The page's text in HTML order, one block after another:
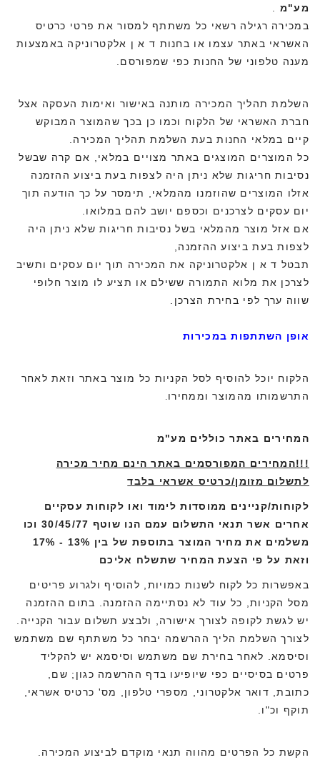
מע"מ
במכירה רגילה רשאי כל משתתף למסור את פרטי כרטיס
האשראי באתר עצמו או בחנות ד א ן אלקטרוניקה באמצעות
מענה טלפוני של החנות כפי שמפורסם.
השלמת תהליך המכירה מותנה באישור ואימות העסקה אצל
חברת האשראי של הלקוח וכמו כן בכך שהמוצר המבוקש
קיים במלאי החנות בעת השלמת תהליך המכירה.
כל המוצרים המוצגים באתר מצויים במלאי, אם קרה שבשל
נסיבות חריגות שלא ניתן היה לצפות בעת ביצוע ההזמנה
אזלו המוצרים שהוזמנו מהמלאי, תימסר על כך הודעה תוך
יום עסקים לצרכנים וכספם יושב להם במלואו.
אם אזל מוצר מהמלאי בשל נסיבות חריגות שלא ניתן היה
לצפות בעת ביצוע ההזמנה,
תבטל ד א ן אלקטרוניקה את המכירה תוך יום עסקים ותשיב
לצרכן את מלוא התמורה ששילם או תציע לו מוצר חלופי
שווה ערך לפי בחירת הצרכן.
אופן השתתפות במכירות
הלקוח יוכל להוסיף לסל הקניות כל מוצר באתר וזאת לאחר
התרשמותו מהמוצר וממחירו.
המחירים באתר כוללים מע"מ
!!!המחירים המפורסמים באתר הינם מחיר מכירה
לתשלום מזומן/כרטיס אשראי בלבד
לקוחות/קניינים ממוסדות לימוד ואו לקוחות עסקיים
אחרים אשר תנאי התשלום עמם הנו שוטף 30/45/77 וכו
משלמים את מחיר המוצר בתוספת של בין 13% - 17%
וזאת על פי הצעת המחיר שתשלח אליכם
באפשרות כל לקוח לשנות כמויות, להוסיף ולגרוע פריטים
מסל הקניות, כל עוד לא נסתיימה ההזמנה. בתום ההזמנה
יש לגשת לקופה לצורך אישורה, ולבצע תשלום עבור הקנייה.
לצורך השלמת הליך ההרשמה יבחר כל משתתף שם משתמש
וסיסמא. לאחר בחירת שם משתמש וסיסמא יש להקליד
פרטים בסיסיים כפי שיופיעו בדף ההרשמה כגון; שם,
כתובת, דואר אלקטרוני, מספרי טלפון, מס' כרטיס אשראי,
תוקף וכ"ו.
הקשת כל הפרטים מהווה תנאי מוקדם לביצוע המכירה.